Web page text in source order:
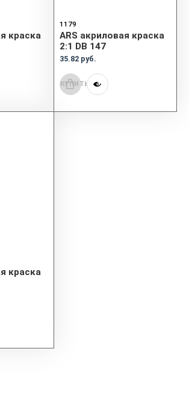
краска
1179
ARS акриловая краска
2:1 DB 147
35.82 руб.
КУПИТЬ
краска